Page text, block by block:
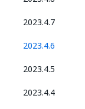
2023.4.7
2023.4.6
2023.4.5
2023.4.4